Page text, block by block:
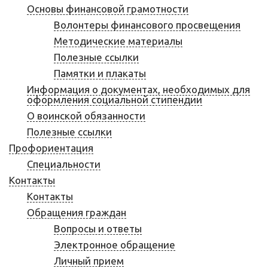
Основы финансовой грамотности
Волонтеры финансового просвещения
Методические материалы
Полезные ссылки
Памятки и плакаты
Информация о документах, необходимых для
оформления социальной стипендии
О воинской обязанности
Полезные ссылки
Профориентация
Специальности
Контакты
Контакты
Обращения граждан
Вопросы и ответы
Электронное обращение
Личный прием